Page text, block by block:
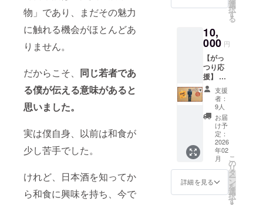
物」であり、まだその魅力
に触れる機会がほとんどあ
りません。
だからこそ、 同じ若者であ
る僕が伝える意味があると
思いました。
実は僕自身、以前は和食が
少し苦手でした。
けれど、日本酒を知ってか
ら和食に興味を持ち、今で
メール
と酒蔵
念写真
を送ら
せてい
ただき
ます。
選
択
す
る
10,
000 円
【がっ
つり応
援】 こ
のプロ
ジェク
トを、
がっつ
り応援
したい
方向
け。リ
ターン
とし
て、お
礼のお
手紙を
支援
者：
9人
お届
け予
定：
2026
年02
月
詳細を見る
こ
の
リ
タ
ー
ン
を
選
択
す